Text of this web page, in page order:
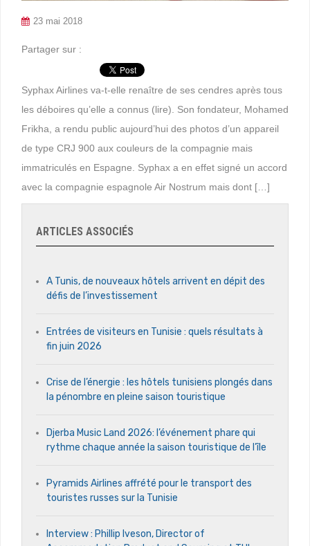
23 mai 2018
Partager sur :
Syphax Airlines va-t-elle renaître de ses cendres après tous
les déboires qu’elle a connus (lire). Son fondateur, Mohamed
Frikha, a rendu public aujourd’hui des photos d’un appareil
de type CRJ 900 aux couleurs de la compagnie mais
immatriculés en Espagne. Syphax a en effet signé un accord
avec la compagnie espagnole Air Nostrum mais dont […]
ARTICLES ASSOCIÉS
A Tunis, de nouveaux hôtels arrivent en dépit des
défis de l’investissement
Entrées de visiteurs en Tunisie : quels résultats à
fin juin 2026
Crise de l’énergie : les hôtels tunisiens plongés dans
la pénombre en pleine saison touristique
Djerba Music Land 2026: l’événement phare qui
rythme chaque année la saison touristique de l’île
Pyramids Airlines affrété pour le transport des
touristes russes sur la Tunisie
Interview : Phillip Iveson, Director of